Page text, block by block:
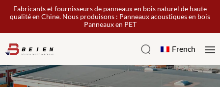
Fabricants et fournisseurs de panneaux en bois naturel de haute
qualité en Chine. Nous produisons : Panneaux acoustiques en bois
Panneaux en PET
French